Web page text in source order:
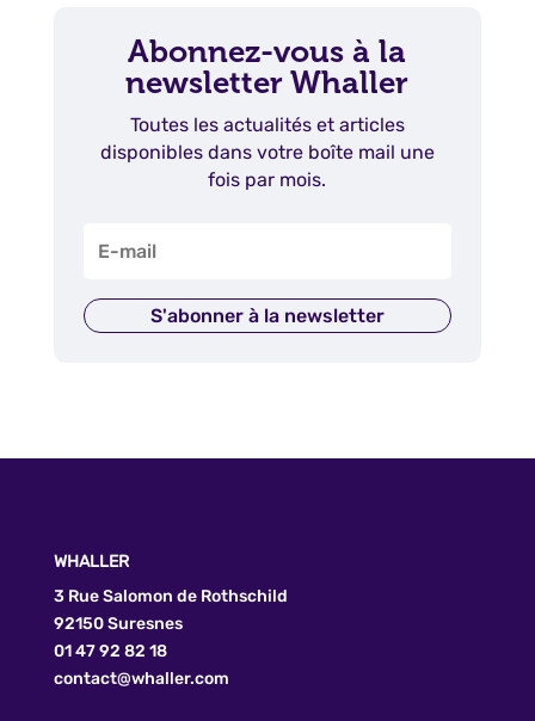
Abonnez-vous à la
newsletter Whaller
Toutes les actualités et articles
disponibles dans votre boîte mail une
fois par mois.
S'abonner à la newsletter
WHALLER
3 Rue Salomon de Rothschild
92150 Suresnes
01 47 92 82 18
contact@whaller.com